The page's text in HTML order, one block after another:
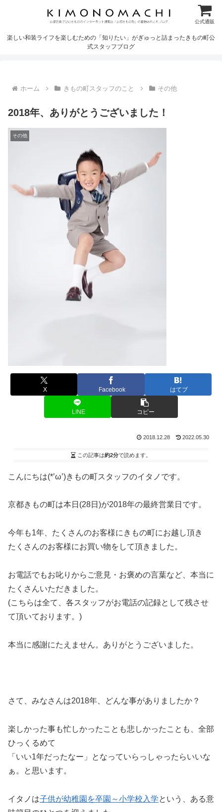
公式通販
楽しい和装ライフを楽しむための「知りたい」がぎゅっと詰まったきもの町公
式スタッフブログ
ホーム きもの町スタッフのこと その他
2018年、ありがとうございました！
その他
X Facebook はてブ
LINE コピー
2018.12.28 2022.05.30
この記事は約2分で読めます。
こんにちは(*’ω’)きもの町スタッフのイタノです。
京都きもの町は本日(28日)が2018年の最終営業日です。
今年も1年、たくさんのお客様にきもの町にお越し頂き
たくさんのお客様にお買い物をして頂きました。
お電話でもお叱りからご意見・お褒めの言葉など、本当に
たくさんいただきました。
(こちらは全て、各スタッフがお電話の記録として残させ
て頂いております。)
本当に感謝にたえません。ありがとうございました。
さて、みなさんは2018年、どんな事がありましたか？
楽しかった事も忙しかったことも悲しかったことも、全部
ひっくるめて
「いい1年だったなー」となっていらっしゃったらいいな
ぁ。と思います。
イタノは子供が幼稚園を卒園～小学校入学という、ある意